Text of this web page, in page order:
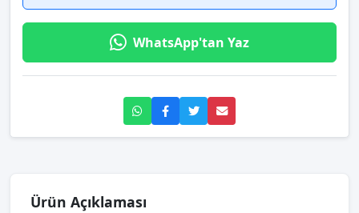
WhatsApp'tan Yaz
Ürün Açıklaması